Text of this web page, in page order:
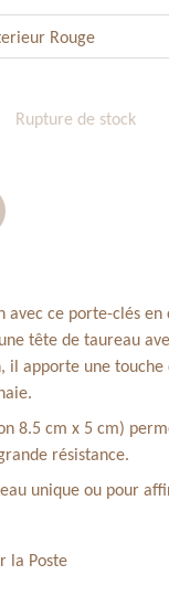
Rupture de stock
avec ce porte-clés
tête de taureau
il apporte une
8.5 cm x 5 cm)
résistance.
unique ou pour
la Poste